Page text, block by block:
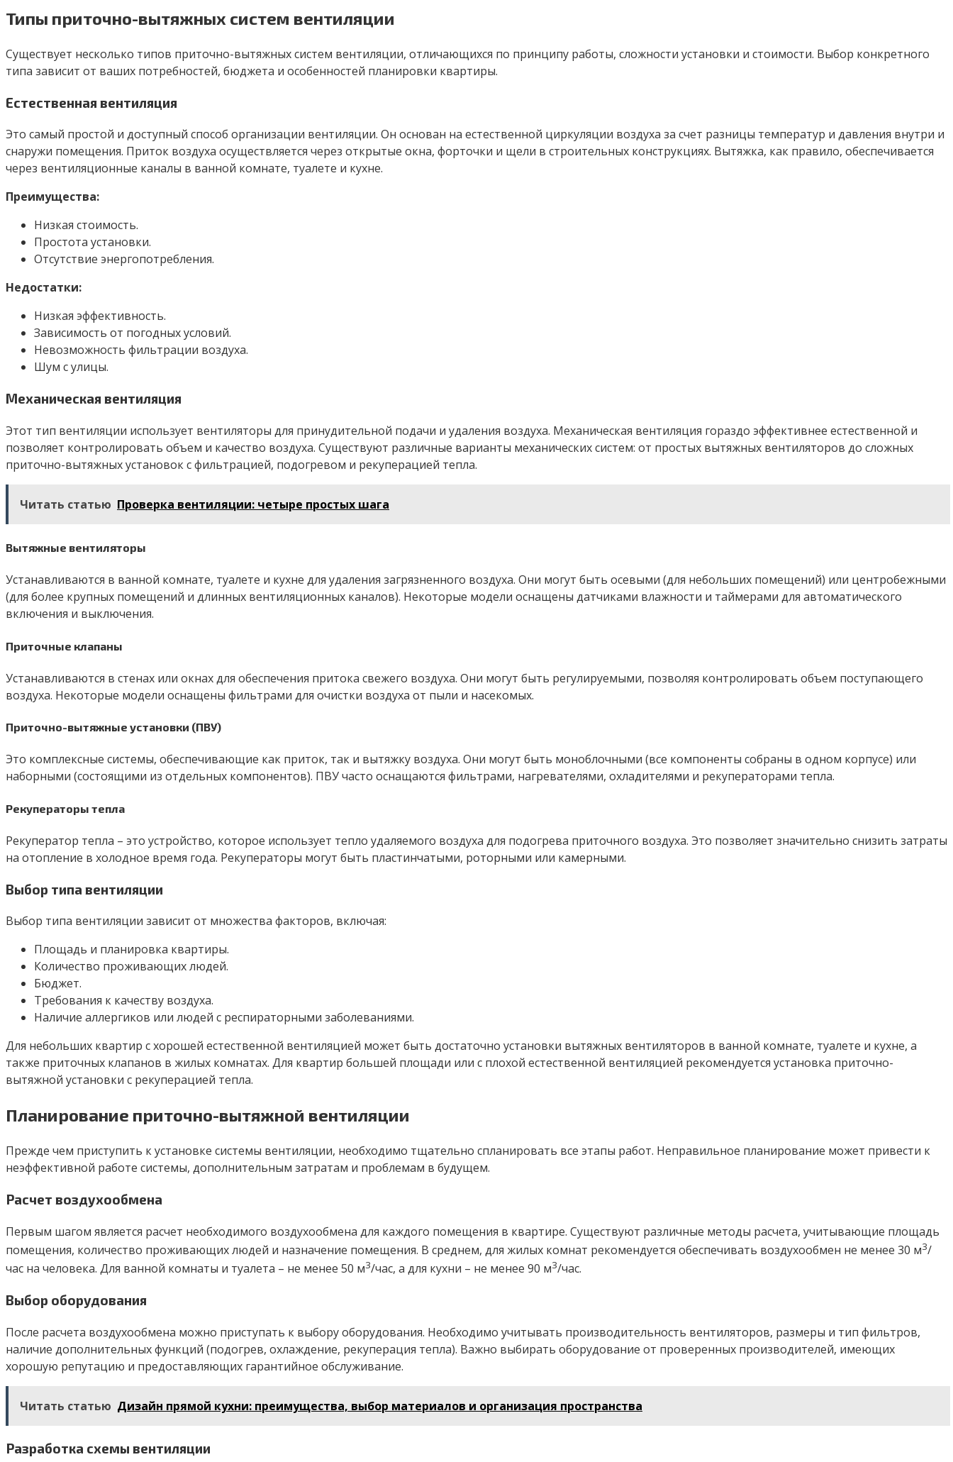
Типы приточно-вытяжных систем вентиляции
Существует несколько типов приточно-вытяжных систем вентиляции, отличающихся по принципу работы, сложности установки и стоимости. Выбор конкретного
типа зависит от ваших потребностей, бюджета и особенностей планировки квартиры.
Естественная вентиляция
Это самый простой и доступный способ организации вентиляции. Он основан на естественной циркуляции воздуха за счет разницы температур и давления внутри и
снаружи помещения. Приток воздуха осуществляется через открытые окна, форточки и щели в строительных конструкциях. Вытяжка, как правило, обеспечивается
через вентиляционные каналы в ванной комнате, туалете и кухне.
Преимущества:
Низкая стоимость.
Простота установки.
Отсутствие энергопотребления.
Недостатки:
Низкая эффективность.
Зависимость от погодных условий.
Невозможность фильтрации воздуха.
Шум с улицы.
Механическая вентиляция
Этот тип вентиляции использует вентиляторы для принудительной подачи и удаления воздуха. Механическая вентиляция гораздо эффективнее естественной и
позволяет контролировать объем и качество воздуха. Существуют различные варианты механических систем: от простых вытяжных вентиляторов до сложных
приточно-вытяжных установок с фильтрацией, подогревом и рекуперацией тепла.
Читать статью Проверка вентиляции: четыре простых шага
Вытяжные вентиляторы
Устанавливаются в ванной комнате, туалете и кухне для удаления загрязненного воздуха. Они могут быть осевыми (для небольших помещений) или центробежными
(для более крупных помещений и длинных вентиляционных каналов). Некоторые модели оснащены датчиками влажности и таймерами для автоматического
включения и выключения.
Приточные клапаны
Устанавливаются в стенах или окнах для обеспечения притока свежего воздуха. Они могут быть регулируемыми, позволяя контролировать объем поступающего
воздуха. Некоторые модели оснащены фильтрами для очистки воздуха от пыли и насекомых.
Приточно-вытяжные установки (ПВУ)
Это комплексные системы, обеспечивающие как приток, так и вытяжку воздуха. Они могут быть моноблочными (все компоненты собраны в одном корпусе) или
наборными (состоящими из отдельных компонентов). ПВУ часто оснащаются фильтрами, нагревателями, охладителями и рекуператорами тепла.
Рекуператоры тепла
Рекуператор тепла – это устройство, которое использует тепло удаляемого воздуха для подогрева приточного воздуха. Это позволяет значительно снизить затраты
на отопление в холодное время года. Рекуператоры могут быть пластинчатыми, роторными или камерными.
Выбор типа вентиляции
Выбор типа вентиляции зависит от множества факторов, включая:
Площадь и планировка квартиры.
Количество проживающих людей.
Бюджет.
Требования к качеству воздуха.
Наличие аллергиков или людей с респираторными заболеваниями.
Для небольших квартир с хорошей естественной вентиляцией может быть достаточно установки вытяжных вентиляторов в ванной комнате, туалете и кухне, а
также приточных клапанов в жилых комнатах. Для квартир большей площади или с плохой естественной вентиляцией рекомендуется установка приточно-
вытяжной установки с рекуперацией тепла.
Планирование приточно-вытяжной вентиляции
Прежде чем приступить к установке системы вентиляции, необходимо тщательно спланировать все этапы работ. Неправильное планирование может привести к
неэффективной работе системы, дополнительным затратам и проблемам в будущем.
Расчет воздухообмена
Первым шагом является расчет необходимого воздухообмена для каждого помещения в квартире. Существуют различные методы расчета, учитывающие площадь
помещения, количество проживающих людей и назначение помещения. В среднем, для жилых комнат рекомендуется обеспечивать воздухообмен не менее 30 м3/
час на человека. Для ванной комнаты и туалета – не менее 50 м3/час, а для кухни – не менее 90 м3/час.
Выбор оборудования
После расчета воздухообмена можно приступать к выбору оборудования. Необходимо учитывать производительность вентиляторов, размеры и тип фильтров,
наличие дополнительных функций (подогрев, охлаждение, рекуперация тепла). Важно выбирать оборудование от проверенных производителей, имеющих
хорошую репутацию и предоставляющих гарантийное обслуживание.
Читать статью Дизайн прямой кухни: преимущества, выбор материалов и организация пространства
Разработка схемы вентиляции